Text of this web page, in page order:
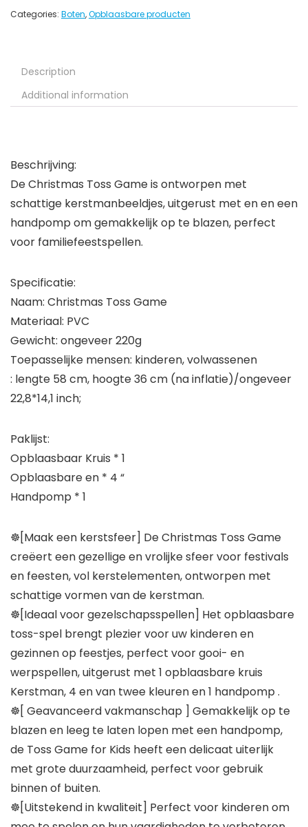
Categories: Boten,Opblaasbare producten
Description
Additional information
Beschrijving:
De Christmas Toss Game is ontworpen met
schattige kerstmanbeeldjes, uitgerust met en en een
handpomp om gemakkelijk op te blazen, perfect
voor familiefeestspellen.
Specificatie:
Naam: Christmas Toss Game
Materiaal: PVC
Gewicht: ongeveer 220g
Toepasselijke mensen: kinderen, volwassenen
: lengte 58 cm, hoogte 36 cm (na inflatie)/ongeveer
22,8*14,1 inch;
Paklijst:
Opblaasbaar Kruis * 1
Opblaasbare en * 4 “
Handpomp * 1
☸[Maak een kerstsfeer] De Christmas Toss Game
creëert een gezellige en vrolijke sfeer voor festivals
en feesten, vol kerstelementen, ontworpen met
schattige vormen van de kerstman.
☸[Ideaal voor gezelschapsspellen] Het opblaasbare
toss-spel brengt plezier voor uw kinderen en
gezinnen op feestjes, perfect voor gooi- en
werpspellen, uitgerust met 1 opblaasbare kruis
Kerstman, 4 en van twee kleuren en 1 handpomp .
☸[ Geavanceerd vakmanschap ] Gemakkelijk op te
blazen en leeg te laten lopen met een handpomp,
de Toss Game for Kids heeft een delicaat uiterlijk
met grote duurzaamheid, perfect voor gebruik
binnen of buiten.
☸[Uitstekend in kwaliteit] Perfect voor kinderen om